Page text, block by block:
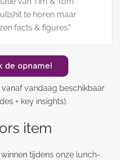
te horen maar
facts & figures."
de opname!
vandaag beschikbaar
+ key insights).
item
tijdens onze lunch-